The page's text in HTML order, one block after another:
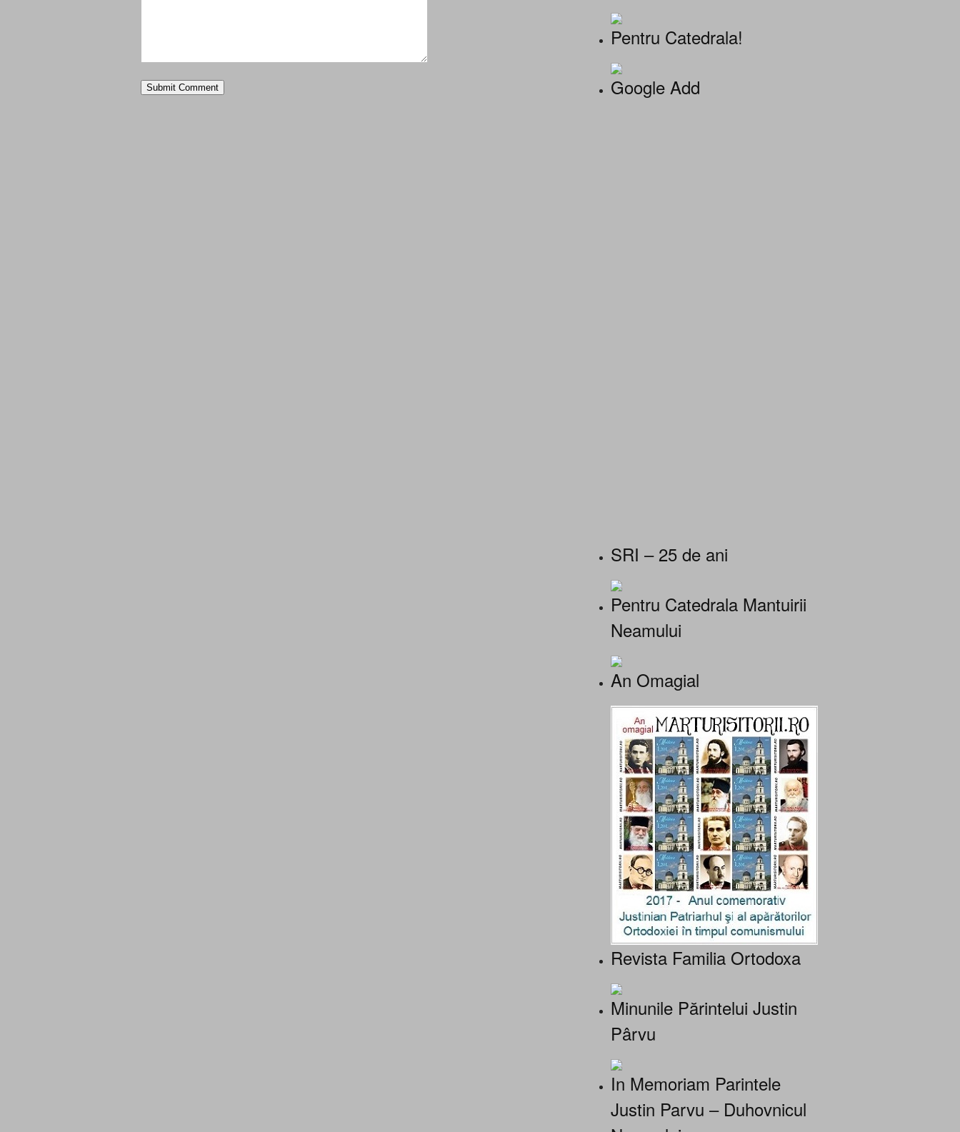
Pentru Catedrala!
Google Add
SRI – 25 de ani
Pentru Catedrala Mantuirii
Neamului
An Omagial
Revista Familia Ortodoxa
Minunile Părintelui Justin
Pârvu
In Memoriam Parintele
Justin Parvu – Duhovnicul